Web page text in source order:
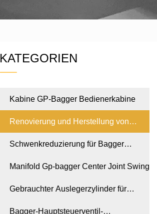
KATEGORIEN
Kabine GP-Bagger Bedienerkabine
Renovierung und Herstellung von
Baggern
Schwenkreduzierung für Bagger
MOTOR GP
Manifold Gp-bagger Center Joint Swing
Gebrauchter Auslegerzylinder für
Bagger
Bagger-Hauptsteuerventil-